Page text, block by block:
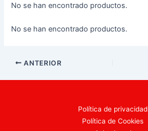
No se han encontrado productos.
No se han encontrado productos.
Navegación
ANTERIOR
Política de privacidad
Política de Cookies